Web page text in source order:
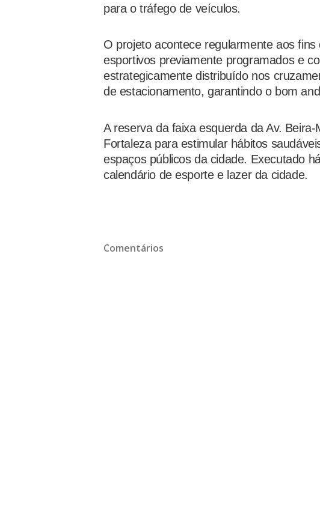
para o tráfego de veículos.
O projeto acontece regularmente aos
esportivos previamente programados e
estrategicamente distribuído nos
de estacionamento, garantindo o bom
A reserva da faixa esquerda da Av.
Fortaleza para estimular hábitos
espaços públicos da cidade. Executado
calendário de esporte e lazer da cidade.
Comentários